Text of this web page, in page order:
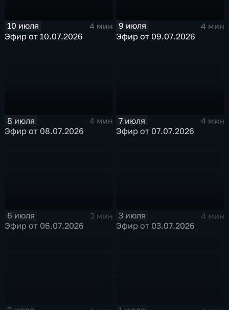
10 июля
4 мин
Эфир от 10.07.2026
9 июля
4 мин
Эфир от 09.07.2026
8 июля
4 мин
Эфир от 08.07.2026
7 июля
4 мин
Эфир от 07.07.2026
6 июля
3 мин
Эфир от 06.07.2026
3 июля
4 мин
Эфир от 03.07.2026